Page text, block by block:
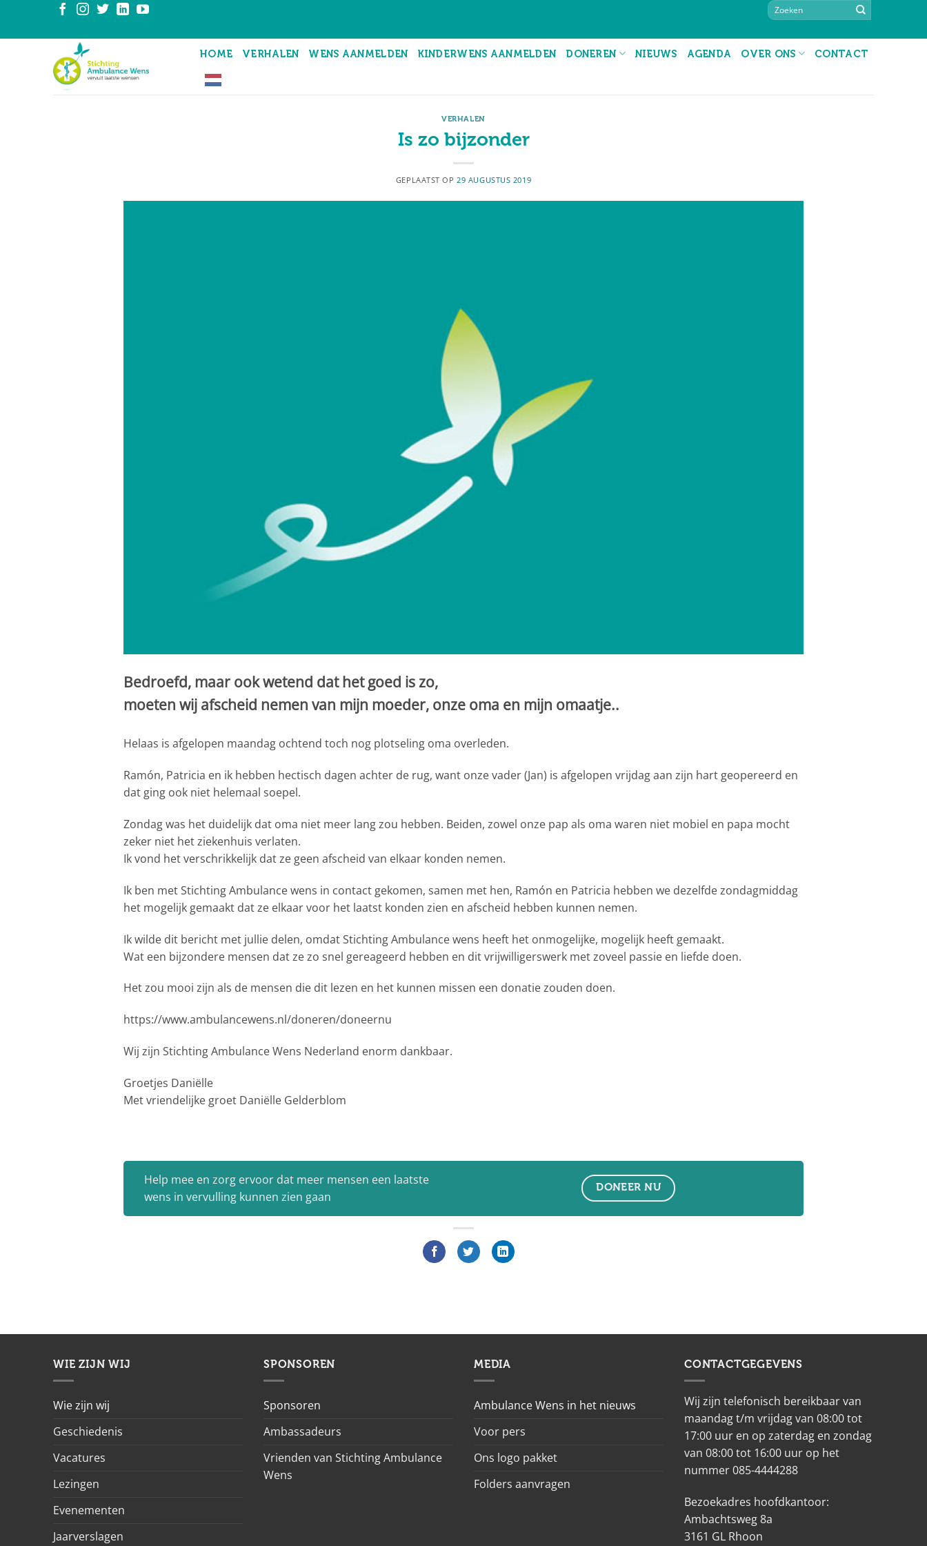
inhoud
HOME VERHALEN WENS AANMELDEN KINDERWENS AANMELDEN DONEREN NIEUWS AGENDA OVER ONS CONTACT
VERHALEN
Is zo bijzonder
GEPLAATST OP 29 AUGUSTUS 2019
Bedroefd, maar ook wetend dat het goed is zo,
moeten wij afscheid nemen van mijn moeder, onze oma en mijn omaatje..
Helaas is afgelopen maandag ochtend toch nog plotseling oma overleden.
Ramón, Patricia en ik hebben hectisch dagen achter de rug, want onze vader (Jan) is afgelopen vrijdag aan zijn hart geopereerd en
dat ging ook niet helemaal soepel.
Zondag was het duidelijk dat oma niet meer lang zou hebben. Beiden, zowel onze pap als oma waren niet mobiel en papa mocht
zeker niet het ziekenhuis verlaten.
Ik vond het verschrikkelijk dat ze geen afscheid van elkaar konden nemen.
Ik ben met Stichting Ambulance wens in contact gekomen, samen met hen, Ramón en Patricia hebben we dezelfde zondagmiddag
het mogelijk gemaakt dat ze elkaar voor het laatst konden zien en afscheid hebben kunnen nemen.
Ik wilde dit bericht met jullie delen, omdat Stichting Ambulance wens heeft het onmogelijke, mogelijk heeft gemaakt.
Wat een bijzondere mensen dat ze zo snel gereageerd hebben en dit vrijwilligerswerk met zoveel passie en liefde doen.
Het zou mooi zijn als de mensen die dit lezen en het kunnen missen een donatie zouden doen.
https://www.ambulancewens.nl/doneren/doneernu
Wij zijn Stichting Ambulance Wens Nederland enorm dankbaar.
Groetjes Daniëlle
Met vriendelijke groet Daniëlle Gelderblom
Help mee en zorg ervoor dat meer mensen een laatste
wens in vervulling kunnen zien gaan
DONEER NU
WIE ZIJN WIJ
Wie zijn wij
Geschiedenis
Vacatures
Lezingen
Evenementen
Jaarverslagen
SPONSOREN
Sponsoren
Ambassadeurs
Vrienden van Stichting Ambulance
Wens
MEDIA
Ambulance Wens in het nieuws
Voor pers
Ons logo pakket
Folders aanvragen
CONTACTGEGEVENS
Wij zijn telefonisch bereikbaar van
maandag t/m vrijdag van 08:00 tot
17:00 uur en op zaterdag en zondag
van 08:00 tot 16:00 uur op het
nummer 085-4444288
Bezoekadres hoofdkantoor:
Ambachtsweg 8a
3161 GL Rhoon